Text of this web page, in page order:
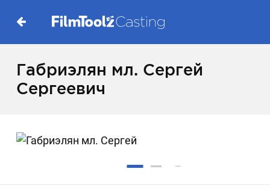
Габриэлян мл. Сергей
Сергеевич